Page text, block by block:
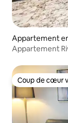
Appartement
Appartement
Coup de cœur
Coup de cœur